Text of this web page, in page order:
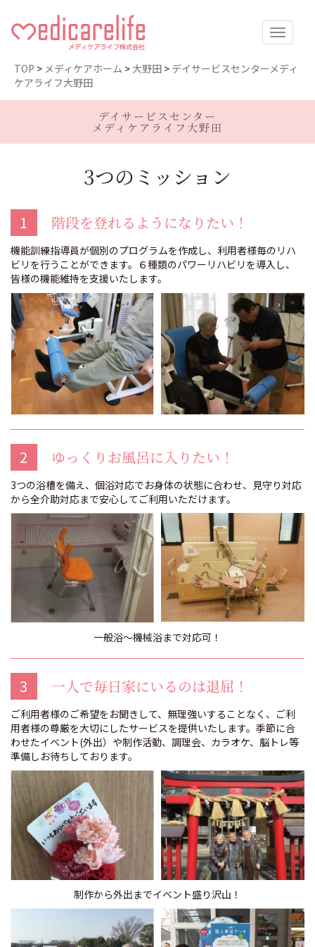
メディケア
ライフ株式
会社
TOP > メディケアホーム > 大野田 > デイサービスセンターメディ
ケアライフ大野田
デイサービスセンター
メディケアライフ大野田
3つのミッション
1 階段を登れるようになりたい！
機能訓練指導員が個別のプログラムを作成し、利用者様毎のリハ
ビリを行うことができます。６種類のパワーリハビリを導入し、
皆様の機能維持を支援いたします。
2 ゆっくりお風呂に入りたい！
3つの浴槽を備え、個浴対応でお身体の状態に合わせ、見守り対応
から全介助対応まで安心してご利用いただけます。
一般浴～機械浴まで対応可！
3 一人で毎日家にいるのは退屈！
ご利用者様のご希望をお聞きして、無理強いすることなく、ご利
用者様の尊厳を大切にしたサービスを提供いたします。季節に合
わせたイベント(外出）や制作活動、調理会、カラオケ、脳トレ等
準備しお待ちしております。
制作から外出までイベント盛り沢山！